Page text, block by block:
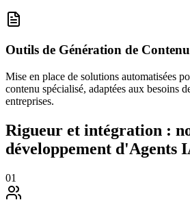
Outils de Génération de Contenu
Mise en place de solutions automatisées
contenu spécialisé, adaptées aux besoins
entreprises.
Rigueur et intégration :
développement d'Agents
01